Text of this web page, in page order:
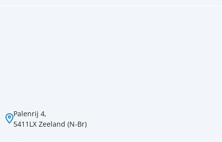
Palenrij 4,
5411LX Zeeland (N-Br)